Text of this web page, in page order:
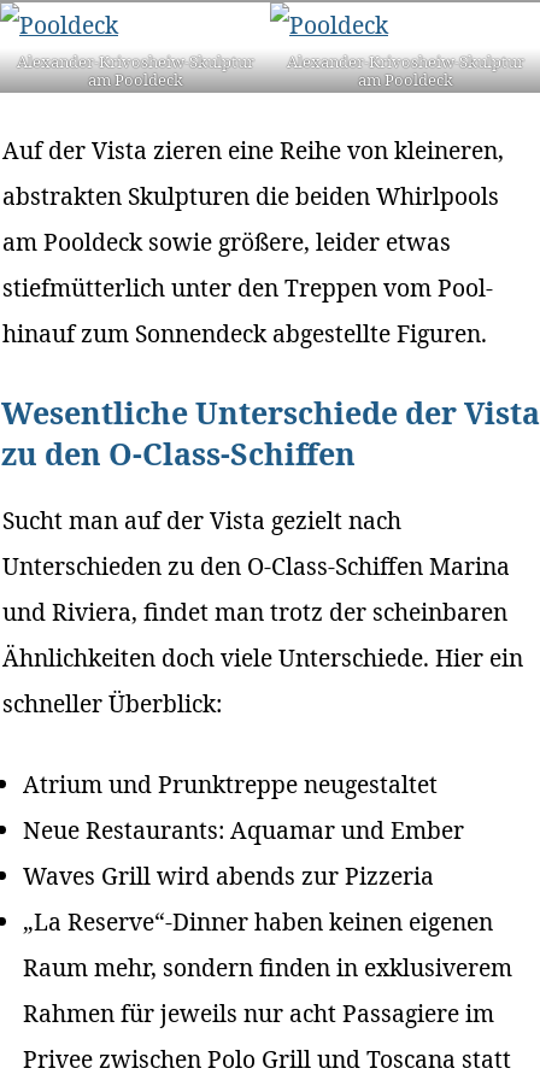
Alexander-Krivosheiw-Skulptur
am Pooldeck
Alexander-Krivosheiw-Skulptur
am Pooldeck
Auf der Vista zieren eine Reihe von kleineren,
abstrakten Skulpturen die beiden Whirlpools
am Pooldeck sowie größere, leider etwas
stiefmütterlich unter den Treppen vom Pool-
hinauf zum Sonnendeck abgestellte Figuren.
Wesentliche Unterschiede der Vista
zu den O-Class-Schiffen
Sucht man auf der Vista gezielt nach
Unterschieden zu den O-Class-Schiffen Marina
und Riviera, findet man trotz der scheinbaren
Ähnlichkeiten doch viele Unterschiede. Hier ein
schneller Überblick:
Atrium und Prunktreppe neugestaltet
Neue Restaurants: Aquamar und Ember
Waves Grill wird abends zur Pizzeria
„La Reserve“-Dinner haben keinen eigenen
Raum mehr, sondern finden in exklusiverem
Rahmen für jeweils nur acht Passagiere im
Privee zwischen Polo Grill und Toscana statt